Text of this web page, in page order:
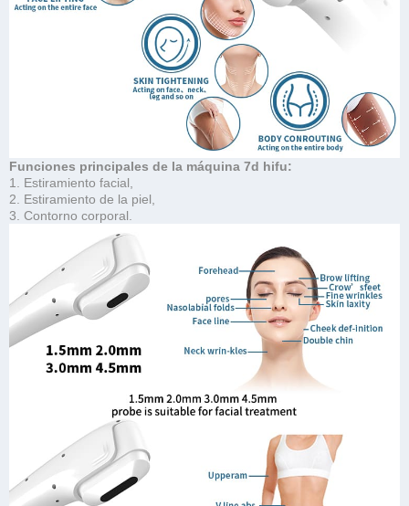
Funciones principales de la máquina 7d hifu:
1. Estiramiento facial,
2. Estiramiento de la piel,
3. Contorno corporal.